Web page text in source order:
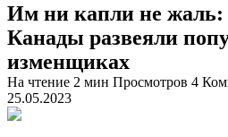
Им ни капли не
Канады развеяли
изменщиках
На чтение 2 мин Просмотров 4
25.05.2023